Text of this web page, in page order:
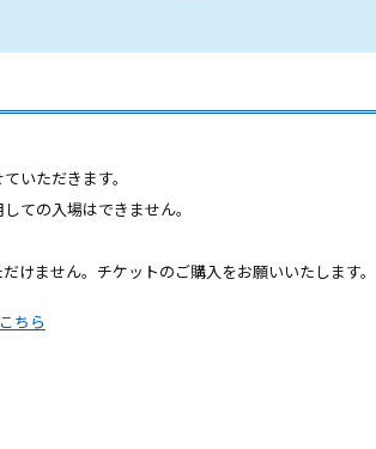
いただきます。
ての入場はできません。
けません。チケットのご購入をお願いいたします。
ちら